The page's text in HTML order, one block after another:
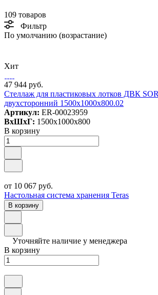
109 товаров
Фильтр
По умолчанию (возрастание)
Хит
47 944 руб.
Стеллаж для пластиковых лотков ДВК
двухсторонний 1500x1000x800.02
Артикул: ER-00023959
ВxШxГ: 1500x1000x800
В корзину
от 10 067 руб.
Настольная система хранения Teras
В корзину
Уточняйте наличие у менеджера
В корзину